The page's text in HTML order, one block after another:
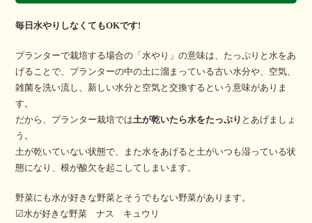
毎日水やりしなくてもOKです!
プランターで栽培する場合の「水やり」の意味は、たっぷりと水をあ
げることで、プランターの中の土に溜まっている古い水分や、空気、
雑菌を洗い流し、新しい水分と空気と交換するという意味がありま
す。
だから、プランター栽培では土が乾いたら水をたっぷり とあげましょ
う。
土が乾いていない状態で、また水をあげると土がいつも湿っている状
態になり、根が酸欠を起こしてしまいます。
野菜にも水が好きな野菜とそうでもない野菜があります。
☑水が好きな野菜 ナス キュウリ